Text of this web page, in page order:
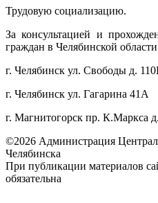
Трудовую социализацию.
За консультацией и
граждан в Челябинской
г. Челябинск ул. Свободы д.
г. Челябинск ул. Гагарина 41А
г. Магнитогорск пр. К.Маркса
©2026 Администрация
Челябинска
При публикации материалов
обязательна